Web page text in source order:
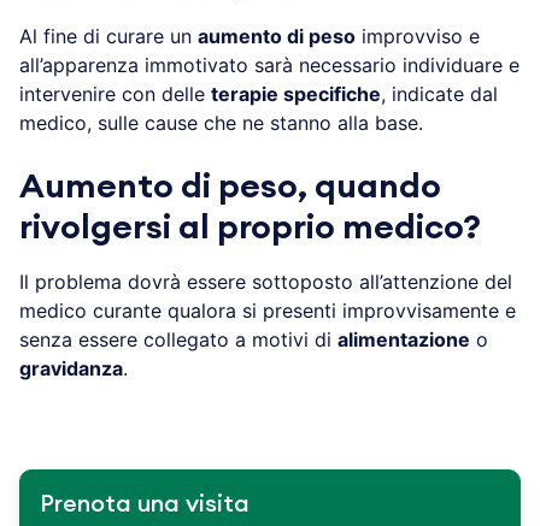
Al fine di curare un aumento di peso improvviso e
all’apparenza immotivato sarà necessario individuare e
intervenire con delle terapie specifiche, indicate dal
medico, sulle cause che ne stanno alla base.
Aumento di peso, quando
rivolgersi al proprio medico?
Il problema dovrà essere sottoposto all’attenzione del
medico curante qualora si presenti improvvisamente e
senza essere collegato a motivi di alimentazione o
gravidanza.
Prenota una visita